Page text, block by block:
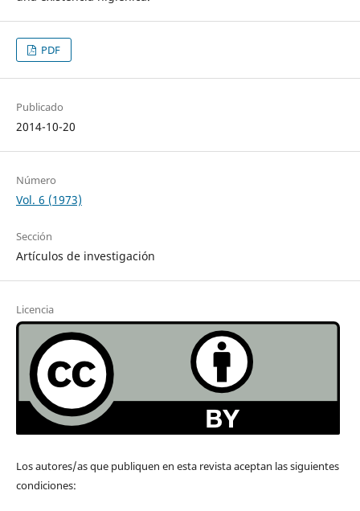
PDF
Publicado
2014-10-20
Número
Vol. 6 (1973)
Sección
Artículos de investigación
Licencia
Los autores/as que publiquen en esta revista aceptan las siguientes
condiciones: